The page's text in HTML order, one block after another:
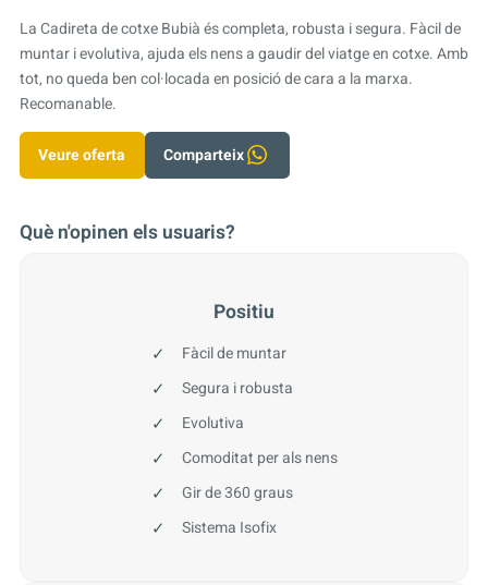
La Cadireta de cotxe Bubià és completa, robusta i segura. Fàcil de
muntar i evolutiva, ajuda els nens a gaudir del viatge en cotxe. Amb
tot, no queda ben col·locada en posició de cara a la marxa.
Recomanable.
Veure oferta Comparteix
Què n'opinen els usuaris?
Positiu
Fàcil de muntar
Segura i robusta
Evolutiva
Comoditat per als nens
Gir de 360 graus
Sistema Isofix